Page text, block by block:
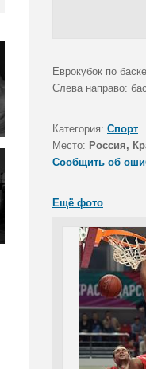
Еврокубок по
Слева направо:
Категория: Спорт
Место: Россия,
Сообщить об
Ещё фото